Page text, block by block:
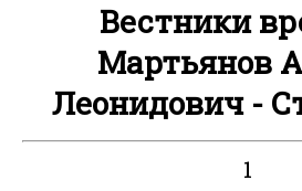
Вестники
Мартьянов
Леонидович -
1